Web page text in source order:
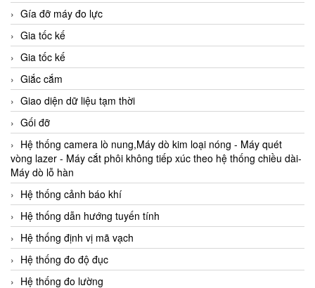
Gía đỡ máy đo lực
Gia tốc kế
Gia tốc kế
Giắc cắm
Giao diện dữ liệu tạm thời
Gối đỡ
Hệ thống camera lò nung,Máy dò kim loại nóng - Máy quét
vòng lazer - Máy cắt phôi không tiếp xúc theo hệ thống chiều dài-
Máy dò lỗ hàn
Hệ thống cảnh báo khí
Hệ thống dẫn hướng tuyến tính
Hệ thống định vị mã vạch
Hệ thống đo độ đục
Hệ thống đo lường